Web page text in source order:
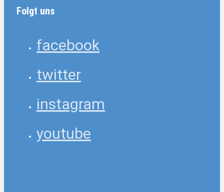
Folgt uns
facebook
twitter
instagram
youtube